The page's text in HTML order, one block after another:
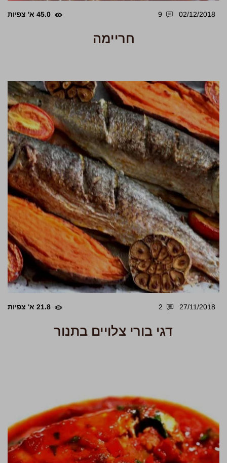
02/12/2018
9 45.0 א' צפיות
חריימה
27/11/2018
2 21.8 א' צפיות
דגי בורי צלויים בתנור